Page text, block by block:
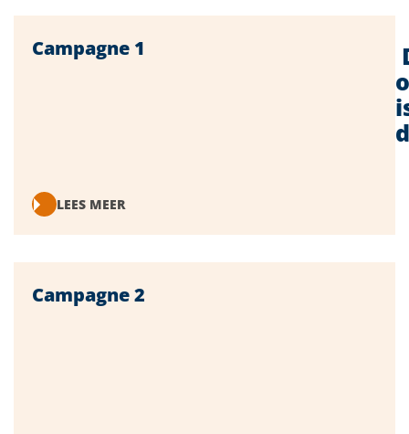
Campagne 1
LEES MEER
Campagne 2